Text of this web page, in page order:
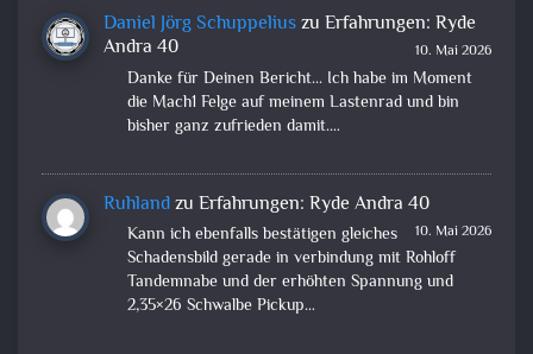
Daniel Jörg Schuppeliuszu Erfahrungen: Ryde
Andra 40
10. Mai 2026
Danke für Deinen Bericht... Ich habe im Moment
die Mach1 Felge auf meinem Lastenrad und bin
bisher ganz zufrieden damit.…
Ruhlandzu Erfahrungen: Ryde Andra 40
10. Mai 2026
Kann ich ebenfalls bestätigen gleiches
Schadensbild gerade in verbindung mit Rohloff
Tandemnabe und der erhöhten Spannung und
2,35×26 Schwalbe Pickup…